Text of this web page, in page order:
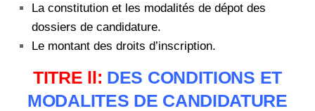
La constitution et les modalités de dépot des
dossiers de candidature.
Le montant des droits d’inscription.
TITRE ll: DES CONDITIONS ET
MODALITES DE CANDIDATURE